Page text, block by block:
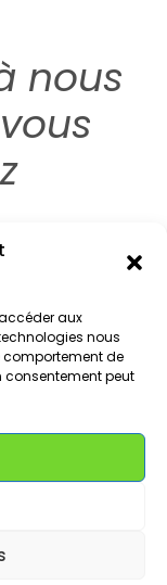
aux
nous
comportement de
consentement peut
nous
vous